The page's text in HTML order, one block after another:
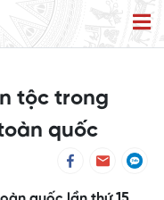
tộc trong
quốc